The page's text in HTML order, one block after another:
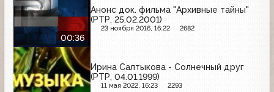
00:36
Анонс док. фильма "Архивные тайны"
(РТР, 25.02.2001)
23 ноября 2016, 16:22 2682
Ирина Салтыкова - Солнечный друг
(РТР, 04.01.1999)
11 мая 2022, 16:23 2293